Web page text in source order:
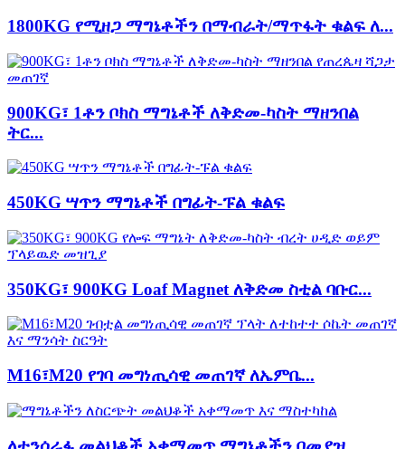
1800KG የሚዘጋ ማግኔቶችን በማብራት/ማጥፋት ቁልፍ ለ...
900KG፣ 1ቶን ቦክስ ማግኔቶች ለቅድመ-ካስት ማዘንበል
ትር...
450KG ሣጥን ማግኔቶች በግፊት-ፑል ቁልፍ
350KG፣ 900KG Loaf Magnet ለቅድመ ስቲል ባቡር...
M16፣M20 የገባ መግነጢሳዊ መጠገኛ ለኤምቤ...